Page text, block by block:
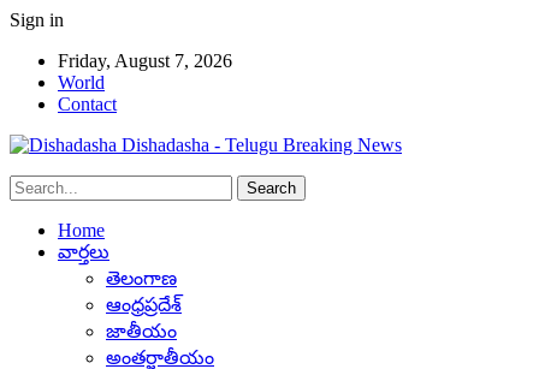
Sign in
Friday, August 7, 2026
World
Contact
Dishadasha - Telugu Breaking News
Home
వార్తలు
తెలంగాణ
ఆంధ్రప్రదేశ్
జాతీయం
అంతర్జాతీయం